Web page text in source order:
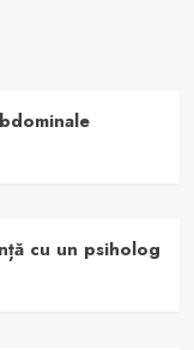
cu un psiholog